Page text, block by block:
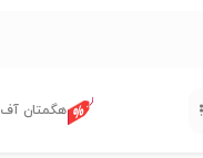
هگمتان آف